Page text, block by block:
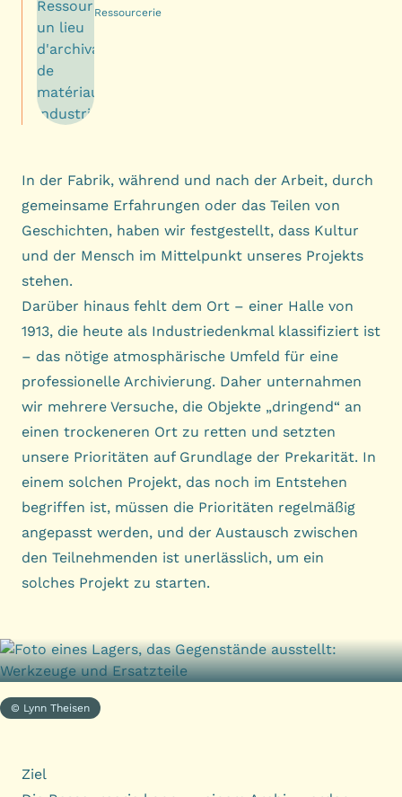
Ressourcerie
In der Fabrik, während und nach der Arbeit, durch
gemeinsame Erfahrungen oder das Teilen von
Geschichten, haben wir festgestellt, dass Kultur
und der Mensch im Mittelpunkt unseres Projekts
stehen.
Darüber hinaus fehlt dem Ort – einer Halle von
1913, die heute als Industriedenkmal klassifiziert ist
– das nötige atmosphärische Umfeld für eine
professionelle Archivierung. Daher unternahmen
wir mehrere Versuche, die Objekte „dringend“ an
einen trockeneren Ort zu retten und setzten
unsere Prioritäten auf Grundlage der Prekarität. In
einem solchen Projekt, das noch im Entstehen
begriffen ist, müssen die Prioritäten regelmäßig
angepasst werden, und der Austausch zwischen
den Teilnehmenden ist unerlässlich, um ein
solches Projekt zu starten.
© Lynn Theisen
Ziel